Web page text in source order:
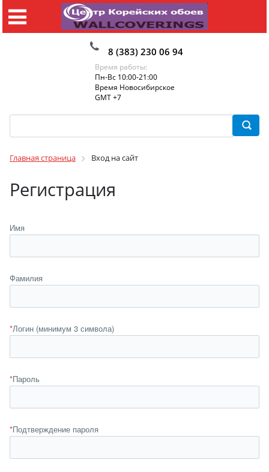
8 (383) 230 06 94
Время работы:
Пн-Вс 10:00-21:00
Время Новосибирское
GMT +7
Главная страница Вход на сайт
Регистрация
Имя
Фамилия
*Логин (минимум 3 символа)
*Пароль
*Подтверждение пароля